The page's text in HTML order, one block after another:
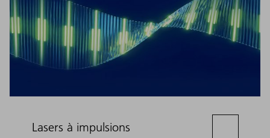
Lasers à impulsions